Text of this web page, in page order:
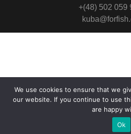
+(48) 502 059
We use cookies to ensure that we
our website. If you continue to use
are happy
Ok